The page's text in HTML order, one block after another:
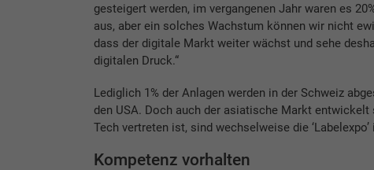
gesteigert werden, im vergangenen Jahr waren es
aus, aber ein solches Wachstum können wir nicht
dass der digitale Markt weiter wächst und sehe
digitalen Druck.“
Lediglich 1% der Anlagen werden in der Schweiz
den USA. Doch auch der asiatische Markt
Tech vertreten ist, sind wechselweise die
Kompetenz vorhalten